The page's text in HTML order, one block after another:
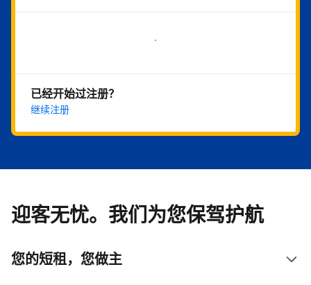
立即开始
已经开始过注册？
继续注册
迎客无忧。我们为您保驾护航
您的短租，您做主